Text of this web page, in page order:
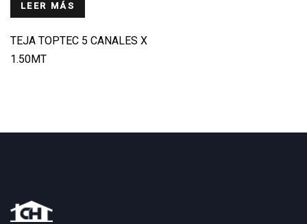
LEER MÁS
TEJA TOPTEC 5 CANALES X
1.50MT